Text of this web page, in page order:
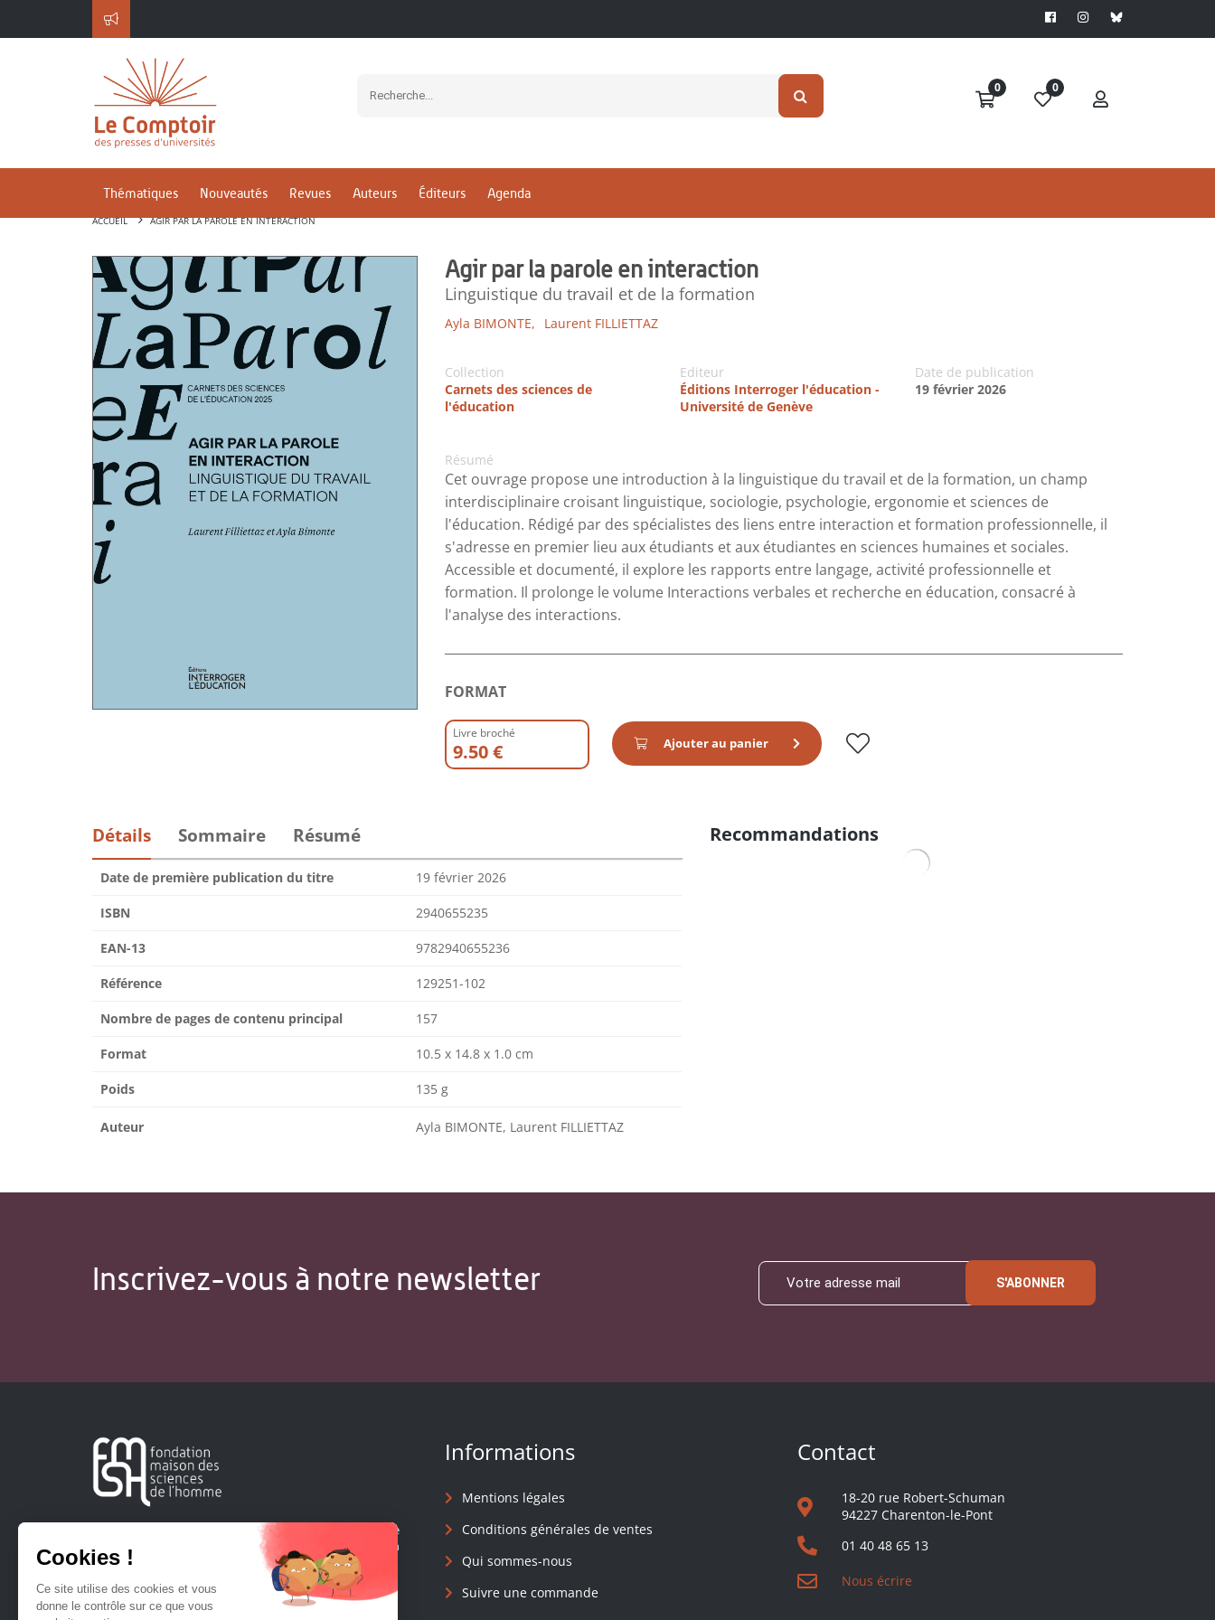
0 0
Thématiques Nouveautés Revues Auteurs Éditeurs Agenda
ACCUEIL AGIR PAR LA PAROLE EN INTERACTION
Agir par la parole en interaction
Linguistique du travail et de la formation
Ayla BIMONTE, Laurent FILLIETTAZ
Collection
Carnets des sciences de
l'éducation
Editeur
Éditions Interroger l'éducation -
Université de Genève
Date de publication
19 février 2026
Résumé
Cet ouvrage propose une introduction à la linguistique du travail et de la formation, un champ
interdisciplinaire croisant linguistique, sociologie, psychologie, ergonomie et sciences de
l'éducation. Rédigé par des spécialistes des liens entre interaction et formation professionnelle, il
s'adresse en premier lieu aux étudiants et aux étudiantes en sciences humaines et sociales.
Accessible et documenté, il explore les rapports entre langage, activité professionnelle et
formation. Il prolonge le volume Interactions verbales et recherche en éducation, consacré à
l'analyse des interactions.
FORMAT
Livre broché
9.50 € Ajouter au panier
Détails Sommaire Résumé
Date de première publication du titre 19 février 2026
ISBN 2940655235
EAN-13 9782940655236
Référence 129251-102
Nombre de pages de contenu principal 157
Format 10.5 x 14.8 x 1.0 cm
Poids 135 g
Auteur Ayla BIMONTE, Laurent FILLIETTAZ
Recommandations
Inscrivez-vous à notre newsletter S'ABONNER
Créée en 1963, la Fondation Maison Sciences de l'Homme
soutient la recherche et la diffusion des connaissances en
sciences humaines et sociales.
Informations
Mentions légales
Conditions générales de ventes
Qui sommes-nous
Suivre une commande
Contact
18-20 rue Robert-Schuman
94227 Charenton-le-Pont
01 40 48 65 13
Nous écrire